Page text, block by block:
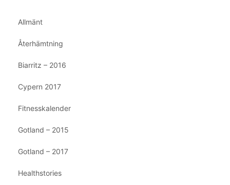
Allmänt
Återhämtning
Biarritz – 2016
Cypern 2017
Fitnesskalender
Gotland – 2015
Gotland – 2017
Healthstories